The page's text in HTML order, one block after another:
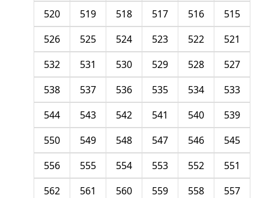
515
516
517
518
519
520
521
522
523
524
525
526
527
528
529
530
531
532
533
534
535
536
537
538
539
540
541
542
543
544
545
546
547
548
549
550
551
552
553
554
555
556
557
558
559
560
561
562